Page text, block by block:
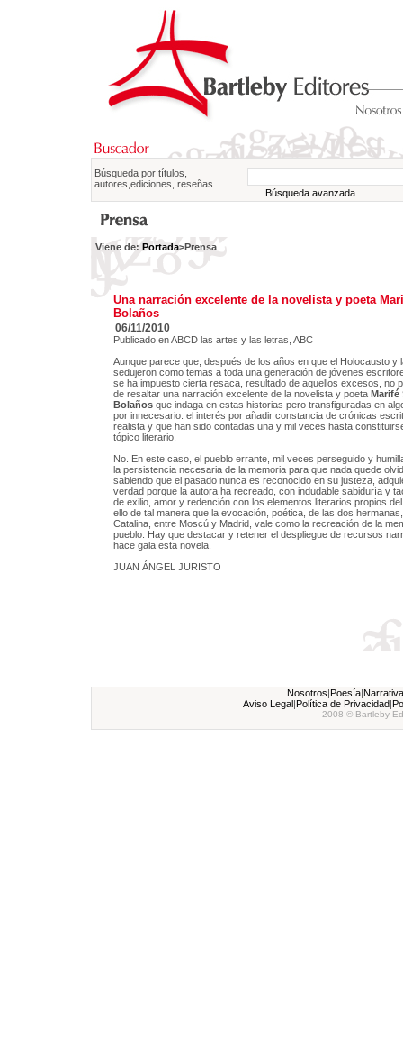
Búsqueda por títulos,
autores,ediciones, reseñas...
Búsqueda avanzada
Viene de: Portada>Prensa
Una narración excelente de la novelista y poeta
Bolaños
06/11/2010
Publicado en ABCD las artes y las letras, ABC
Aunque parece que, después de los años en que el Holocausto y
sedujeron como temas a toda una generación de jóvenes
se ha impuesto cierta resaca, resultado de aquellos excesos, no
de resaltar una narración excelente de la novelista y poeta Marifé
Bolañosque indaga en estas historias pero transfiguradas en
por innecesario: el interés por añadir constancia de crónicas
realista y que han sido contadas una y mil veces hasta
tópico literario.
No. En este caso, el pueblo errante, mil veces perseguido y
la persistencia necesaria de la memoria para que nada quede
sabiendo que el pasado nunca es reconocido en su justeza,
verdad porque la autora ha recreado, con indudable sabiduría y
de exilio, amor y redención con los elementos literarios propios
ello de tal manera que la evocación, poética, de las dos
Catalina, entre Moscú y Madrid, vale como la recreación de la
pueblo. Hay que destacar y retener el despliegue de recursos
hace gala esta novela.
JUAN ÁNGEL JURISTO
Nosotros|Poesía|Narrativa
Aviso Legal|Política de Privacidad|
2008 © Bartleby